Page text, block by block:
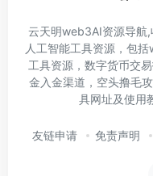
云天明web3AI资源导
人工智能工具资源，包
工具资源，数字货币交
金入金渠道，空头撸毛
具网址及使用
友链申请 免责声明